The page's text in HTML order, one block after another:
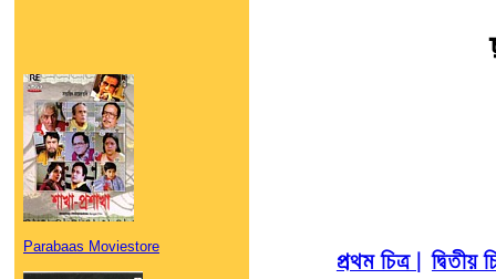
Parabaas Moviestore
প্রথম চিত্র | দ্বিতীয়